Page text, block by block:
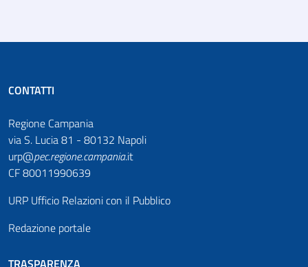
CONTATTI
Regione Campania
via S. Lucia 81 - 80132 Napoli
urp@pec.regione.campania.it
CF 80011990639
URP Ufficio Relazioni con il Pubblico
Redazione portale
TRASPARENZA